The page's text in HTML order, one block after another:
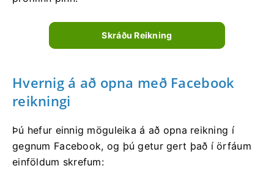
Skráðu Reikning
Hvernig á að opna með Facebook
reikningi
Þú hefur einnig möguleika á að opna reikning í
gegnum Facebook, og þú getur gert það í örfáum
einföldum skrefum: